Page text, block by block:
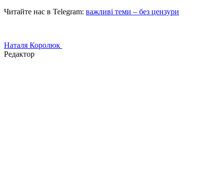
Читайте нас в Telegram: важливі теми – без цензури
Наталя Королюк
Редактор